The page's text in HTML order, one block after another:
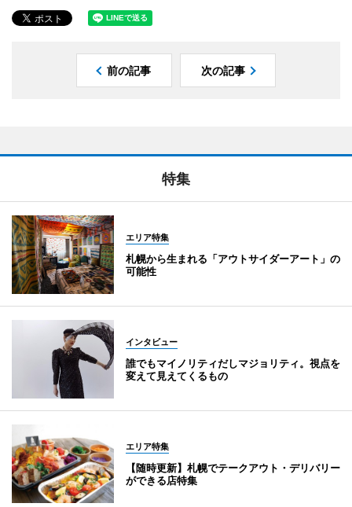
前の記事 次の記事
特集
エリア特集
札幌から生まれる「アウトサイダーアート」の
可能性
インタビュー
誰でもマイノリティだしマジョリティ。視点を
変えて見えてくるもの
エリア特集
【随時更新】札幌でテークアウト・デリバリー
ができる店特集